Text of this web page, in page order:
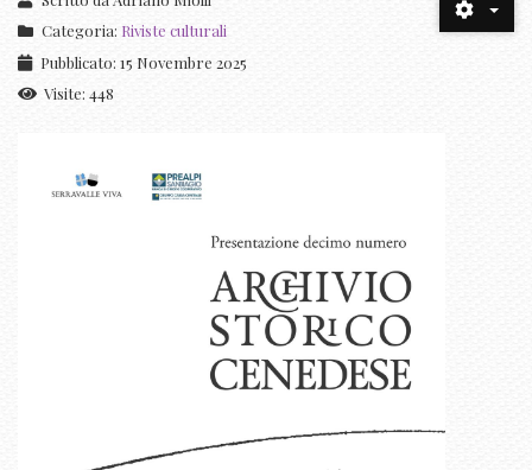
Categoria: Riviste culturali
Pubblicato: 15 Novembre 2025
Visite: 448